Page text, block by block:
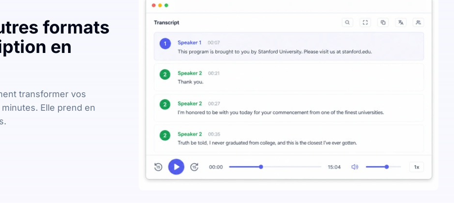
formats
en
transformer vos
Elle prend en